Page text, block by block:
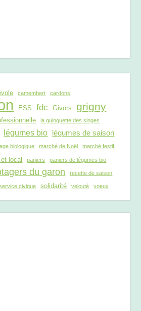
camembert cardons
ESS fdc Givors grigny
la guinguette des singes
légumes bio légumes de saison
biologique marché de Noël marché festif
local paniers paniers de légumes bio
du garon recette de saison
civique solidarité velouté voeux